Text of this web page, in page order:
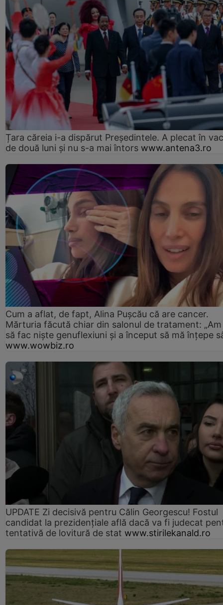
Țara căreia i-a dispărut Președintele. A plecat în
de două luni și nu s-a mai întors www.antena3.ro
Cum a aflat, de fapt, Alina Pușcău că are cancer.
Mărturia făcută chiar din salonul de tratament:
să fac niște genuflexiuni și a început să mă înțepe
www.wowbiz.ro
UPDATE Zi decisivă pentru Călin Georgescu! Fostul
candidat la prezidențiale află dacă va fi judecat
tentativă de lovitură de stat www.stirilekanald.ro